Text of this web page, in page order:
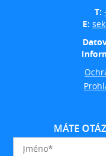
T:
E:
MÁTE